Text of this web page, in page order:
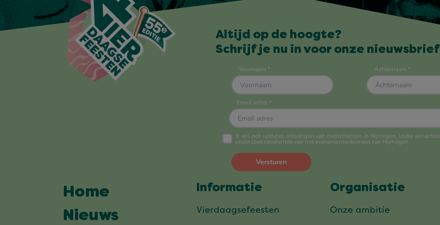
Altijd op de hoogte?
Schrijf je nu in voor onze
Home
Nieuws
Informatie
Vierdaagsefeesten
Organisatie
Onze ambitie